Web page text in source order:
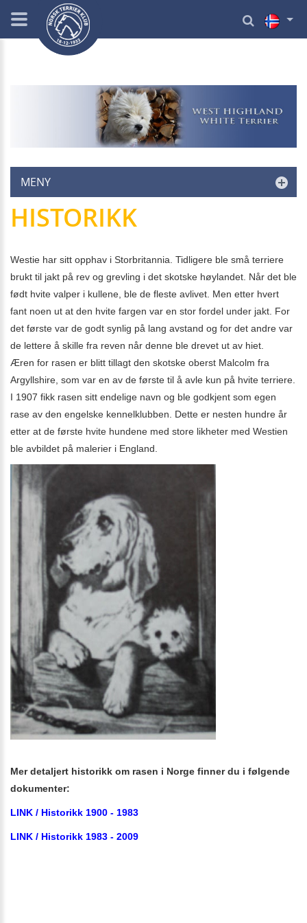
MENY
HISTORIKK
Westie har sitt opphav i Storbritannia. Tidligere ble små terriere
brukt til jakt på rev og grevling i det skotske høylandet. Når det ble
født hvite valper i kullene, ble de fleste avlivet. Men etter hvert
fant noen ut at den hvite fargen var en stor fordel under jakt. For
det første var de godt synlig på lang avstand og for det andre var
de lettere å skille fra reven når denne ble drevet ut av hiet.
Æren for rasen er blitt tillagt den skotske oberst Malcolm fra
Argyllshire, som var en av de første til å avle kun på hvite terriere.
I 1907 fikk rasen sitt endelige navn og ble godkjent som egen
rase av den engelske kennelklubben. Dette er nesten hundre år
etter at de første hvite hundene med store likheter med Westien
ble avbildet på malerier i England.
Mer detaljert historikk om rasen i Norge finner du i følgende
dokumenter:
LINK / Historikk 1900 - 1983
LINK / Historikk 1983 - 2009